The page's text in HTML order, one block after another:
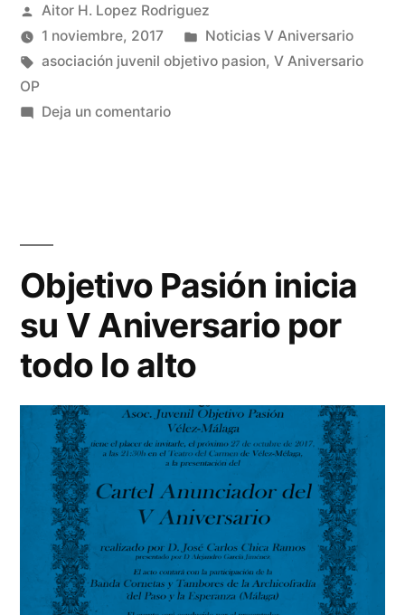
su
V
Publicado
por
Aitor H. Lopez Rodriguez
1 noviembre, 2017
Publicado
en
Noticias V Aniversario
Etiquetas:
asociación juvenil objetivo pasion, V Aniversario
OP
Deja un comentarioen
Objetivo Pasión inicia
su V Aniversario por
todo lo alto